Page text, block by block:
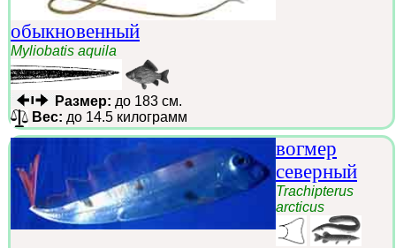
обыкновенный
Myliobatis aquila
Размер: до 183 см.
Вес: до 14.5 килограмм
вогмер
северный
Trachipterus
arcticus